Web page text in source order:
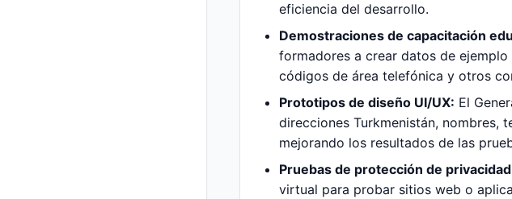
eficiencia del desarrollo.
Demostraciones de capacitación
formadores a crear datos de
códigos de área telefónica y otros
Prototipos de diseño UI/UX: El
direcciones Turkmenistán, nombres,
mejorando los resultados de las
Pruebas de protección de
virtual para probar sitios web o